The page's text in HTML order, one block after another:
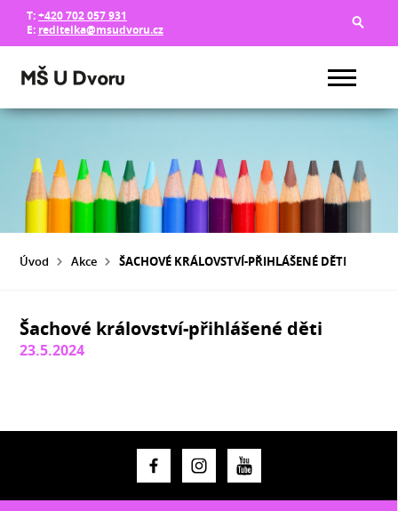
T:+420 702 057 931
E: reditelka@msudvoru.cz
Úvod Akce ŠACHOVÉ KRÁLOVSTVÍ-PŘIHLÁŠENÉ DĚTI
Šachové království-přihlášené děti
23.5.2024